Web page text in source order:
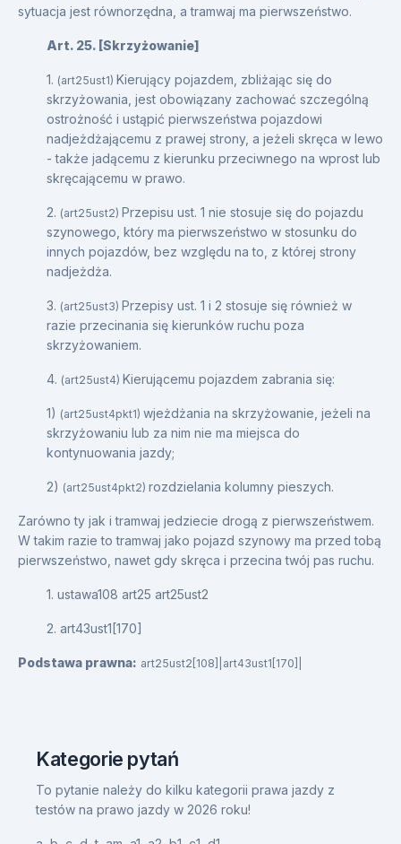
sytuacja jest równorzędna, a tramwaj ma pierwszeństwo.
Art. 25. [Skrzyżowanie]
1. (art25ust1) Kierujący pojazdem, zbliżając się do
skrzyżowania, jest obowiązany zachować szczególną
ostrożność i ustąpić pierwszeństwa pojazdowi
nadjeżdżającemu z prawej strony, a jeżeli skręca w lewo
- także jadącemu z kierunku przeciwnego na wprost lub
skręcającemu w prawo.
2. (art25ust2) Przepisu ust. 1 nie stosuje się do pojazdu
szynowego, który ma pierwszeństwo w stosunku do
innych pojazdów, bez względu na to, z której strony
nadjeżdża.
3. (art25ust3) Przepisy ust. 1 i 2 stosuje się również w
razie przecinania się kierunków ruchu poza
skrzyżowaniem.
4. (art25ust4) Kierującemu pojazdem zabrania się:
1) (art25ust4pkt1) wjeżdżania na skrzyżowanie, jeżeli na
skrzyżowaniu lub za nim nie ma miejsca do
kontynuowania jazdy;
2) (art25ust4pkt2) rozdzielania kolumny pieszych.
Zarówno ty jak i tramwaj jedziecie drogą z pierwszeństwem.
W takim razie to tramwaj jako pojazd szynowy ma przed tobą
pierwszeństwo, nawet gdy skręca i przecina twój pas ruchu.
1. ustawa108 art25 art25ust2
2. art43ust1[170]
Podstawa prawna: art25ust2[108]|art43ust1[170]|
Kategorie pytań
To pytanie należy do kilku kategorii prawa jazdy z
testów na prawo jazdy w 2026 roku!